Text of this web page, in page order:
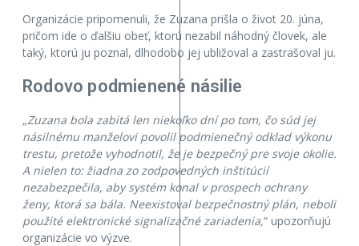
Organizácie pripomenuli, že Zuzana prišla o život 20. júna,
pričom ide o ďalšiu obeť, ktorú nezabil náhodný človek, ale
taký, ktorú ju poznal, dlhodobo jej ubližoval a zastrašoval ju.
Rodovo podmienené násilie
„Zuzana bola zabitá len niekoľko dní po tom, čo súd jej
násilnému manželovi povolil podmienečný odklad výkonu
trestu, pretože vyhodnotil, že je bezpečný pre svoje okolie.
A nielen to: žiadna zo zodpovedných inštitúcií
nezabezpečila, aby systém konal v prospech ochrany
ženy, ktorá sa bála. Neexistoval bezpečnostný plán, neboli
použité elektronické signalizačné zariadenia,“ upozorňujú
organizácie vo výzve.